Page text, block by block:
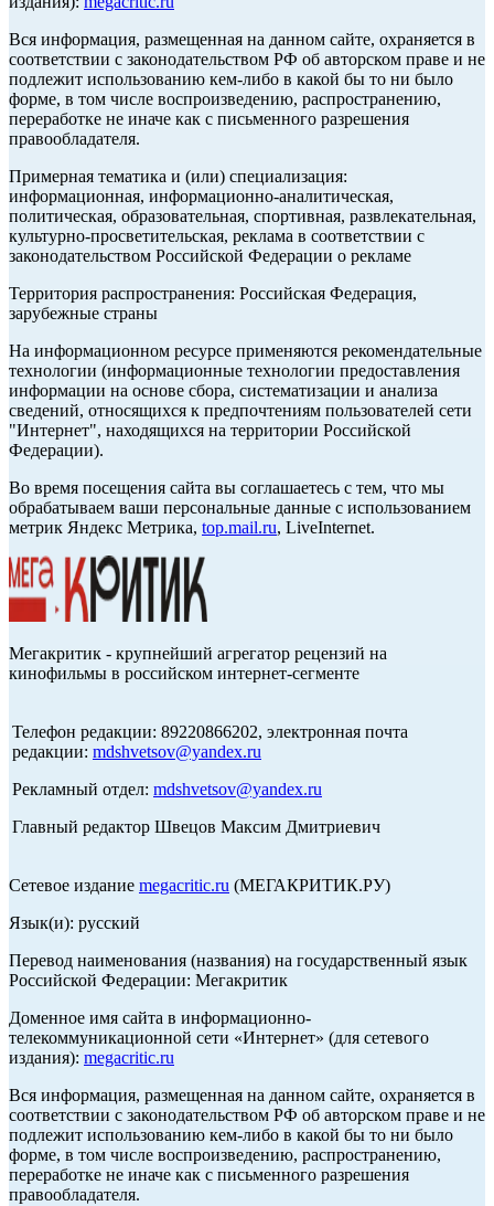
Вся информация, размещенная на данном сайте, охраняется в
соответствии с законодательством РФ об авторском праве и не
подлежит использованию кем-либо в какой бы то ни было
форме, в том числе воспроизведению, распространению,
переработке не иначе как с письменного разрешения
правообладателя.
Примерная тематика и (или) специализация:
информационная, информационно-аналитическая,
политическая, образовательная, спортивная, развлекательная,
культурно-просветительская, реклама в соответствии с
законодательством Российской Федерации о рекламе
Территория распространения: Российская Федерация,
зарубежные страны
На информационном ресурсе применяются рекомендательные
технологии (информационные технологии предоставления
информации на основе сбора, систематизации и анализа
сведений, относящихся к предпочтениям пользователей сети
"Интернет", находящихся на территории Российской
Федерации).
Во время посещения сайта вы соглашаетесь с тем, что мы
обрабатываем ваши персональные данные с использованием
метрик Яндекс Метрика, top.mail.ru, LiveInternet.
Мегакритик - крупнейший агрегатор рецензий на
кинофильмы в российском интернет-сегменте
Телефон редакции: 89220866202, электронная почта
редакции: mdshvetsov@yandex.ru
Рекламный отдел: mdshvetsov@yandex.ru
Главный редактор Швецов Максим Дмитриевич
Сетевое издание megacritic.ru (МЕГАКРИТИК.РУ)
Язык(и): русский
Перевод наименования (названия) на государственный язык
Российской Федерации: Мегакритик
Доменное имя сайта в информационно-
телекоммуникационной сети «Интернет» (для сетевого
издания): megacritic.ru
Вся информация, размещенная на данном сайте, охраняется в
соответствии с законодательством РФ об авторском праве и не
подлежит использованию кем-либо в какой бы то ни было
форме, в том числе воспроизведению, распространению,
переработке не иначе как с письменного разрешения
правообладателя.